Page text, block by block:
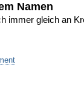
Namen
immer gleich an